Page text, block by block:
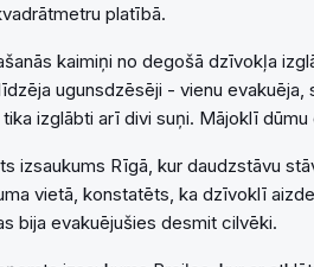
platībā.
kaimiņi no degošā dzīvokļa
ugunsdzēsēji - vienu evakuēja,
izglābti arī divi suņi. Mājoklī
izsaukums Rīgā, kur daudzstāvu
vietā, konstatēts, ka dzīvoklī
bija evakuējušies desmit cilvēki.